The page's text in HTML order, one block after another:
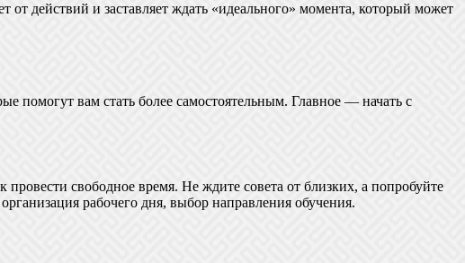
от действий и заставляет ждать «идеального» момента, который может
помогут вам стать более самостоятельным. Главное — начать с
свободное время. Не ждите совета от близких, а попробуйте
рабочего дня, выбор направления обучения.